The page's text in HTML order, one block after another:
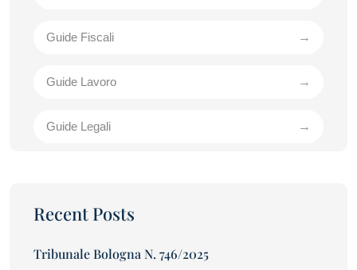
Guide Fiscali
Guide Lavoro
Guide Legali
Recent Posts
Tribunale Bologna N. 746/2025